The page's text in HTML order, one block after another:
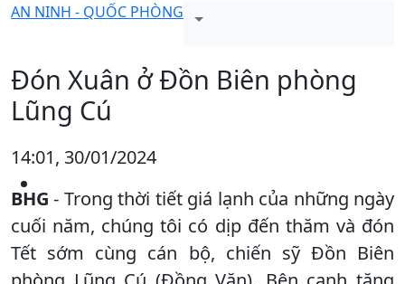
AN NINH - QUỐC PHÒNG
Đón Xuân ở Đồn Biên phòng
Lũng Cú
14:01, 30/01/2024
BHG - Trong thời tiết giá lạnh của những ngày
cuối năm, chúng tôi có dịp đến thăm và đón
Tết sớm cùng cán bộ, chiến sỹ Đồn Biên